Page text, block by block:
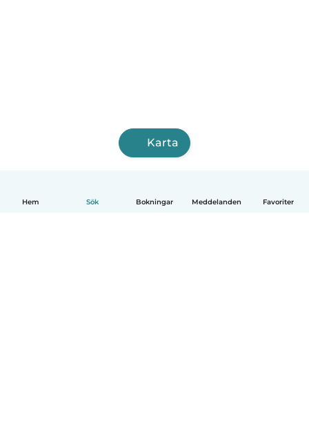
Hem Sök Bokningar Meddelanden Favoriter
Karta